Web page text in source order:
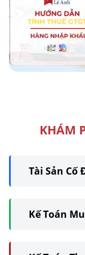
KHÁM
Tài Sản Cố
Kế Toán